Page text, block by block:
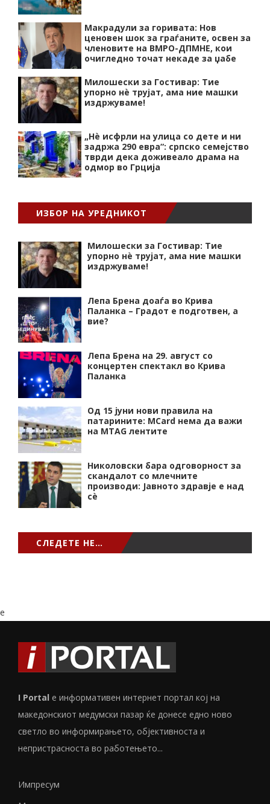
Макрадули за горивата: Нов
ценовен шок за граѓаните, освен за
членовите на ВМРО-ДПМНЕ, кои
очигледно точат некаде за џабе
Милошески за Гостивар: Тие
упорно нѐ трујат, ама ние машки
издржуваме!
„Нѐ исфрли на улица со дете и ни
задржа 290 евра“: српско семејство
тврди дека доживеало драма на
одмор во Грција
ИЗБОР НА УРЕДНИКОТ
Милошески за Гостивар: Тие
упорно нѐ трујат, ама ние машки
издржуваме!
Лепа Брена доаѓа во Крива
Паланка – Градот е подготвен, а
вие?
Лепа Брена на 29. август со
концертен спектакл во Крива
Паланка
Од 15 јуни нови правила на
патарините: MCard нема да важи
на MTAG лентите
Николовски бара одговорност за
скандалот со млечните
производи: Јавното здравје е над
сѐ
СЛЕДЕТЕ НЕ…
e
I Portal е информативен интернет портал кој на
македонскиот медумски пазар ќе донесе едно ново
светло во информирањето, објективноста и
непристрасноста во работењето...
Импресум